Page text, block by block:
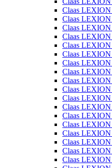
Claas LEXION
Claas LEXION
Claas LEXION
Claas LEXION
Claas LEXION
Claas LEXION
Claas LEXION
Claas LEXION
Claas LEXION
Claas LEXION
Claas LEXION
Claas LEXION
Claas LEXION
Claas LEXION
Claas LEXION
Claas LEXION
Claas LEXION
Claas LEXION